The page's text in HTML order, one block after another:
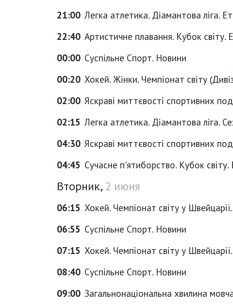
21:00 Легка атлетика. Діамантова ліга.
22:40 Артистичне плавання. Кубок світу.
00:00 Суспільне Спорт. Новини
00:20 Хокей. Жінки. Чемпіонат світу
02:00 Яскраві миттєвості спортивних
02:15 Легка атлетика. Діамантова ліга.
04:30 Яскраві миттєвості спортивних
04:45 Сучасне п'ятиборство. Кубок світу.
Вторник, 2 июня
06:15 Хокей. Чемпіонат світу у
06:55 Суспільне Спорт. Новини
07:15 Хокей. Чемпіонат світу у
08:40 Суспільне Спорт. Новини
09:00 Загальнонаціональна хвилина